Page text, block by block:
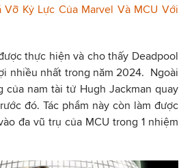
Kỷ Lực Của Marvel Và MCU Với
thực hiện và cho thấy Deadpool
nhiều nhất trong năm 2024. Ngoài
nam tài tử Hugh Jackman quay
đó. Tác phẩm này còn làm được
đa vũ trụ của MCU trong 1 nhiệm